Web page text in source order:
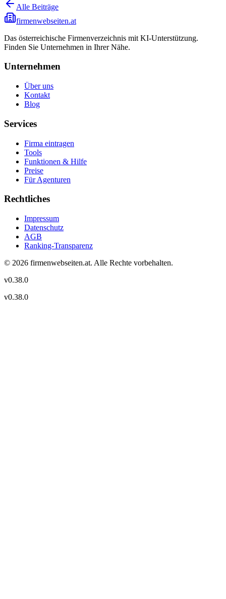
Alle Beiträge
firmenwebseiten.at
Das österreichische Firmenverzeichnis mit KI-Unterstützung.
Finden Sie Unternehmen in Ihrer Nähe.
Unternehmen
Über uns
Kontakt
Blog
Services
Firma eintragen
Tools
Funktionen & Hilfe
Preise
Für Agenturen
Rechtliches
Impressum
Datenschutz
AGB
Ranking-Transparenz
© 2026 firmenwebseiten.at. Alle Rechte vorbehalten.
v0.38.0
v0.38.0